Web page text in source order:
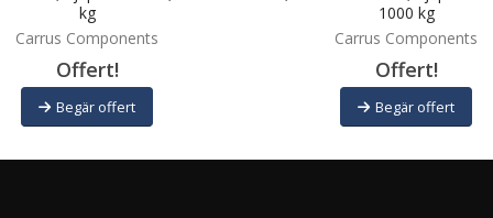
kg
Carrus Components
Offert!
Begär offert
1000 kg
Carrus Components
Offert!
Begär offert